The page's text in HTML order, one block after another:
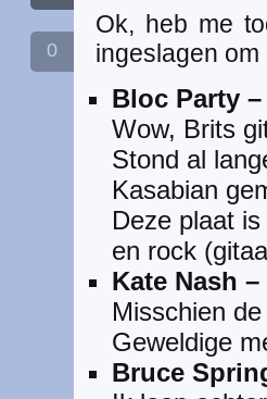
0
Ok, heb me
ingeslagen
Bloc Party
Wow, Brits
Stond al
Kasabian
Deze plaat
en rock
Kate Nash
Misschien
Geweldige
Bruce